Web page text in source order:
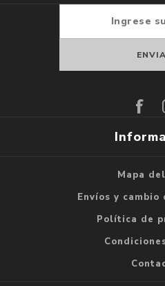
Mapa
Envíos y
Política de